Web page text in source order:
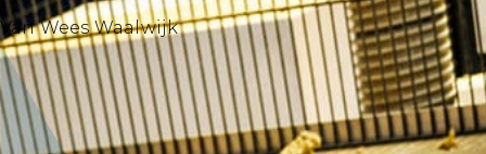
Van Wees Waalwijk